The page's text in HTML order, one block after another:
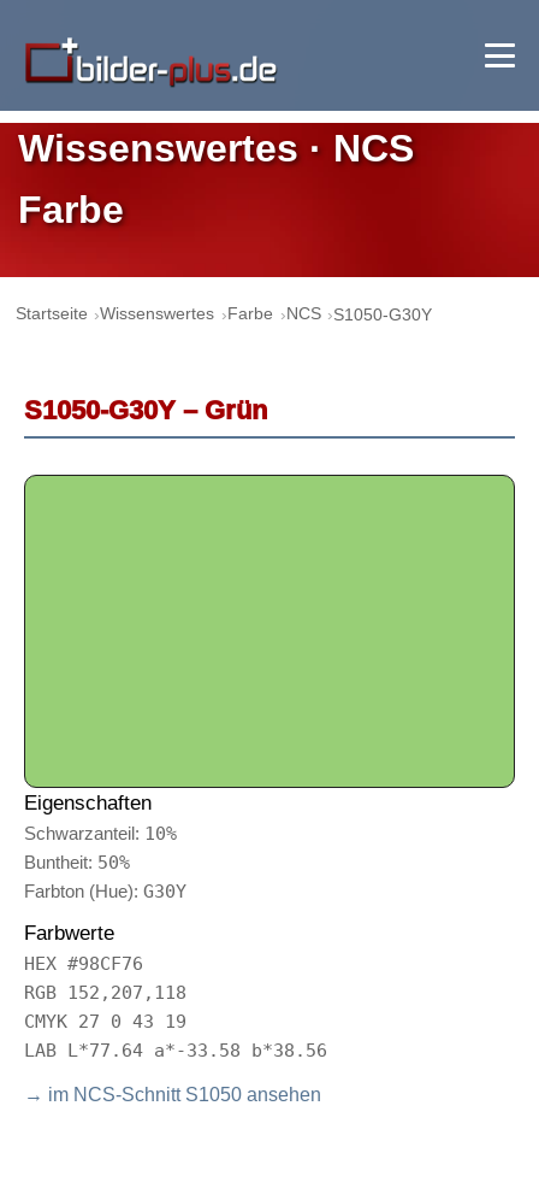
Wissenswertes · NCS
Farbe
Startseite Wissenswertes Farbe NCS S1050-G30Y
S1050-G30Y – Grün
Eigenschaften
Schwarzanteil: 10%
Buntheit: 50%
Farbton (Hue): G30Y
Farbwerte
HEX #98CF76
RGB 152,207,118
CMYK 27 0 43 19
LAB L*77.64 a*-33.58 b*38.56
→ im NCS-Schnitt S1050 ansehen